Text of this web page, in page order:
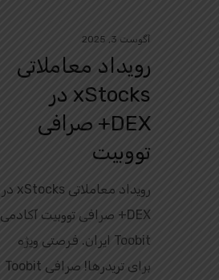
آگوست 3, 2025
رویداد معاملاتی
xStocks در
DEX+ صرافی
تووبیت
رویداد معاملاتی xStocks در
DEX+ صرافی تووبیت آکادمی
Toobit ایران. فرصتی ویژه
برای تریدرها! صرافی Toobit